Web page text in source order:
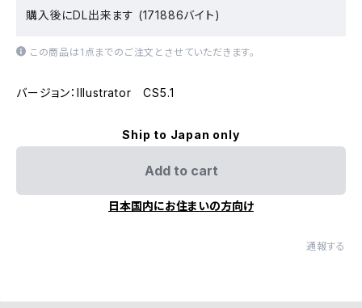
購入後にDL出来ます (171886バイト)
この商品は1点までのご注文とさせていただきます。
バージョン：Illustrator CS5.1
Ship to Japan only
Add to cart
日本国内にお住まいの方向け
通報する